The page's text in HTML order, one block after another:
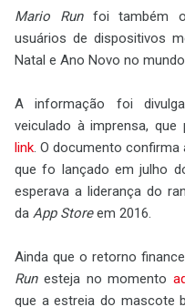
Mario Runfoi também o
usuários de dispositivos
Natal e Ano Novo no
A informação foi
veiculado à imprensa,
link. O documento confirma
que fo lançado em julho
esperava a liderança do
da App Storeem 2016.
Ainda que o retorno
Runesteja no momento
que a estreia do mascote